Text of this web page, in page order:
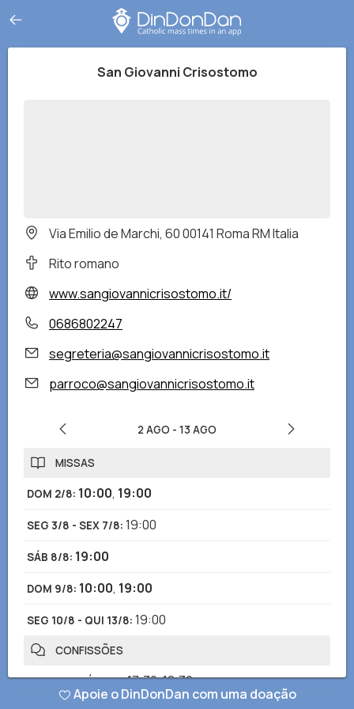
San Giovanni Crisostomo
Via Emilio de Marchi, 60 00141 Roma RM Italia
Rito romano
www.sangiovannicrisostomo.it/
0686802247
segreteria@sangiovannicrisostomo.it
parroco@sangiovannicrisostomo.it
2 AGO - 13 AGO
MISSAS
DOM 2/8: 10:00, 19:00
SEG 3/8 - SEX 7/8: 19:00
SÁB 8/8: 19:00
DOM 9/8: 10:00, 19:00
SEG 10/8 - QUI 13/8: 19:00
CONFISSÕES
SEG 3/8 - SÁB 8/8:17:30-18:30
Apoie o DinDonDan com uma doação